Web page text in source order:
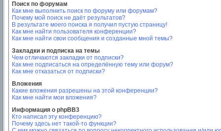
Поиск по форумам
Как мне выполнить поиск по форуму или форумам?
Почему мой поиск не даёт результатов?
В результате моего поиска я получил пустую страницу!
Как мне найти пользователя конференции?
Как мне найти свои сообщения и созданные мной темы?
Закладки и подписка на темы
Чем отличаются закладки от подписки?
Как мне подписаться на определённую тему или форум?
Как мне отказаться от подписки?
Вложения
Какие вложения разрешены на этой конференции?
Как мне найти мои вложения?
Информация о phpBB3
Кто написал эту конференцию?
Почему здесь нет такой-то функции?